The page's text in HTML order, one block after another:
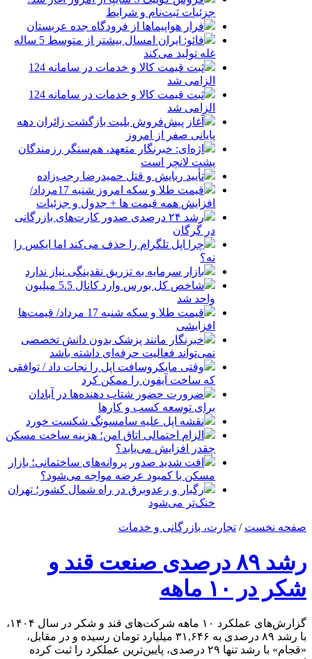
جزئیات ثبت‌نام و شرایط
فرار هواپیماها از فرودگاه جده عربستان
فائو: ایران امسال بیشتر از متوسط 5 ساله
غله تولید می‌کند
ثبت قیمت کالا و خدمات در سامانه 124
الزامی شد
ثبت قیمت کالا و خدمات در سامانه 124
الزامی شد
آغاز پیش‌فروش بلیت بازگشت زائران دهه
پایانی صفر از امروز
اژه‌ای: خبرنگار متعهد، هم‌سنگر رزمندگان
پشت لانچر است
تأیید ربایش و قتل حمیدرضا رجب‌زاده
قیمت طلا و سکه امروز شنبه 17مرداد/
افزایش همه قیمت ها + جدول و جزئیات
رشد ۲۴ درصدی صدور کارت‌های بازرگانی
در گرگان
چرا اپل تلگرام را حذف می‌کند اما ایکس را
نه؟
بازار سرمایه به تزریق نقدینگی نیاز ندارد
شاخص کل بورس وارد کانال 5.5 میلیون
واحد شد
قیمت طلا و سکه شنبه 17 مرداد/ قیمت‌ها
افزایشی
خبرنگار مانند پزشک بدون دانش تخصصی
نمی‌تواند فعالیت حرفه‌ای داشته باشد
وقتی مایکروسافت اپل را نجات داد / توافقی
که ساخت آیفون را ممکن کرد
ضرورت حضور شتاب ‌دهنده‌ها در آبادان
برای توسعه کسب‌ و کارها
نقشه اپل علیه سامسونگ شکست خورد
الزام احتمالی اتاق امن؛ هزینه ساخت مسکن
چقدر افزایش می‌یابد؟
افت شدید صدور پروانه‌های ساختمانی؛ بازار
مسکن با کمبود عرضه مواجه می‌شود؟
رگبار و رعدوبرق در راه شمال کشور؛ تهران
خنک‌تر می‌شود
صفحه نخست / تجارت، بازرگانی و خدمات
رشد ۸۹ درصدی صنعت قند و
شکر در ۱۰ ماهه
گزارش‌های عملکرد ۱۰ ماهه شرکت‌های قند و شکر در سال ۱۴۰۴،
با رشد ۸۹ درصدی به ۳۱,۶۴۶ میلیارد تومان رسیده و در مقابل،
«قجام» با رشد تنها ۲۹ درصدی، پایین‌ترین عملکرد را ثبت کرده